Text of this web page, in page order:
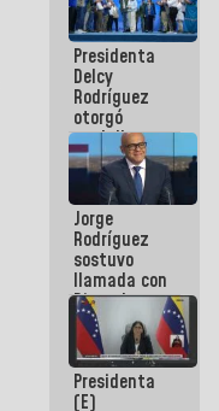
Eléctrico
para
abordar
planes de
acción
Presidenta
Delcy
Rodríguez
otorgó
medalla
"Héroe de
Venezuela"
a servidores
públicos
Jorge
Rodríguez
sostuvo
llamada con
Dinorah
Figuera y
acuerdan
primer
encuentro
presencial
Presidenta
(E)